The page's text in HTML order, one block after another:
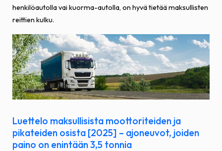
henkilöautolla vai kuorma-autolla, on hyvä tietää maksullisten
reittien kulku.
Luettelo maksullisista moottoriteiden ja
pikateiden osista [2025] – ajoneuvot, joiden
paino on enintään 3,5 tonnia